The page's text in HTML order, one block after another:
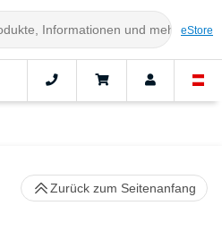
eStore
Zurück zum Seitenanfang